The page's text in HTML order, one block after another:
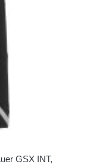
GSX INT,